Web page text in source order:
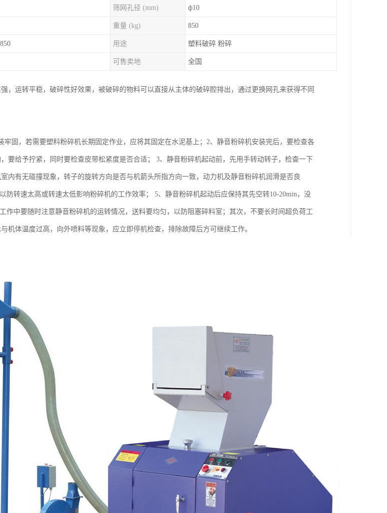
筛网孔径 (mm) ф10
重量 (kg) 850
用途 塑料破碎 粉碎
可售卖地 全国
，运转平稳，破碎性好效果，被破碎的物料可以直接从主体的破碎腔排出，通过更换网孔来获得不同
牢固，若需要塑料粉碎机长期固定作业，应将其固定在水泥基上；2、静音粉碎机安装完后，要检查各
要给予拧紧，同时要检查皮带松紧度是否合适； 3、静音粉碎机起动前，先用手转动转子，检查一下
内有无碰撞现象，转子的旋转方向是否与机箭头所指方向一致，动力机及静音粉碎机润滑是否良
防转速太高或转速太低影响粉碎机的工作效率； 5、静音粉碎机起动后应保持其先空转10-20min，没
作中要随时注意静音粉碎机的运转情况，送料要均匀，以防阻塞碎料室；其次，不要长时间超负荷工
机体温度过高，向外喷料等现象，应立即停机检查，排除故障后方可继续工作。